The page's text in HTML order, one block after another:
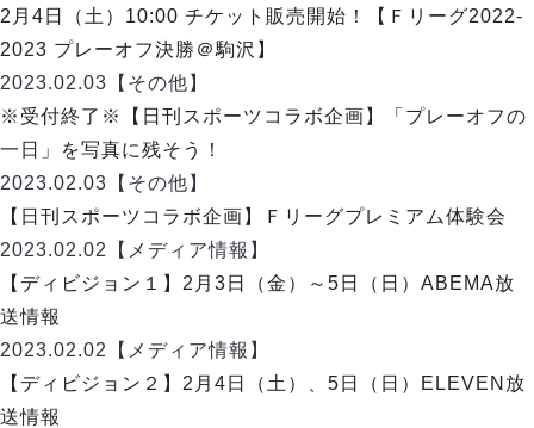
個人ランキング｜シュート成功率
個人ランキング｜第2PK
メットライフ生命Ｆ２リーグ
試合日程
順位表
戦績表
警告・退場・出場停止選手
個人ランキング｜ゴール
個人ランキング｜シュート
個人ランキング｜シュート成功率
個人ランキング｜第2PK
しながわシティ
立川アスレティックFC
ペスカドーラ町田
湘南ベルマーレ
ボアルース長野
名古屋オーシャンズ
シュライカー大阪
ボルクバレット北九州
バサジィ大分
メットライフ生命Ｆ２リーグ
ヴォスクオーレ仙台
リーグ概要 ABOUT US
リーグ概要
日本フットサルリーグについて
大会概要
リーグ要項
クラブライセンス関連
アリーナ観戦マナー&ルール
過去の記録 ARCHIVE
過去の試合記録
ディビジョン1 試合記録
ディビジョン2 試合記録
Ｆリーグカップ 試合記録
リーグ統計データ
プロジェクト PROJECT
ABeam AWARD
DIVISION 01
2月4日（土）10:00 チケット販売開始！【Ｆリーグ2022-
2023 プレーオフ決勝＠駒沢】
2023.02.03 【その他】
※受付終了※【日刊スポーツコラボ企画】「プレーオフの
一日」を写真に残そう！
2023.02.03 【その他】
【日刊スポーツコラボ企画】Ｆリーグプレミアム体験会
2023.02.02
【メディア情報】
【ディビジョン１】2月3日（金）～5日（日）ABEMA放
送情報
2023.02.02
【メディア情報】
【ディビジョン２】2月4日（土）、5日（日）ELEVEN放
送情報